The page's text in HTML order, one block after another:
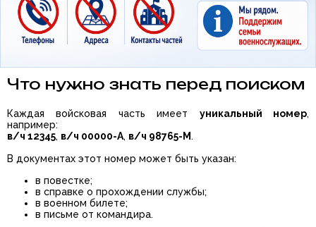
Что нужно знать перед поиском
Каждая войсковая часть имеет уникальный номер,
например:
в/ч 12345, в/ч 00000-А, в/ч 98765-М .
В документах этот номер может быть указан:
в повестке;
в справке о прохождении службы;
в военном билете;
в письме от командира.